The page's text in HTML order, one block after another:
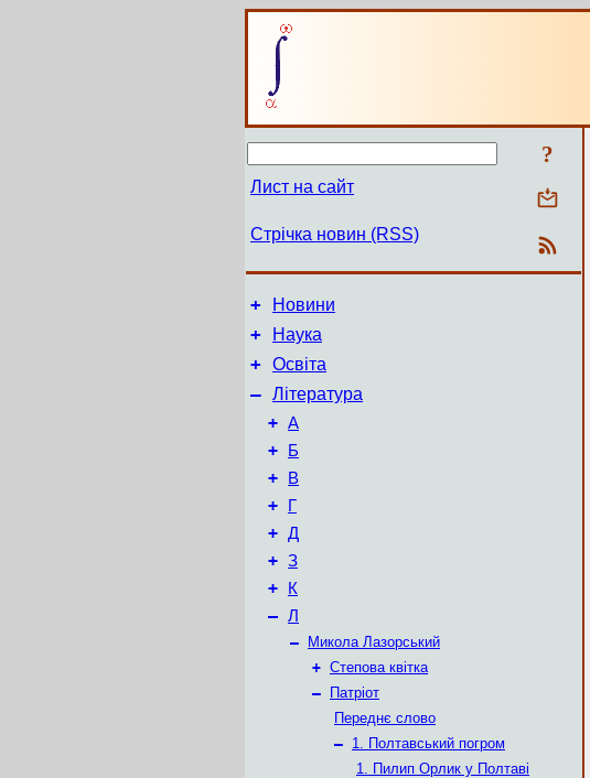
?
Лист на сайт
Стрічка новин (RSS)
+ Новини
+ Наука
+ Освіта
– Література
+ А
+ Б
+ В
+ Г
+ Д
+ З
+ К
– Л
–
Микола Лазорський
+ Степова квітка
–
Патріот
Переднє слово
– 1. Полтавський погром
1. Пилип Орлик у Полтаві